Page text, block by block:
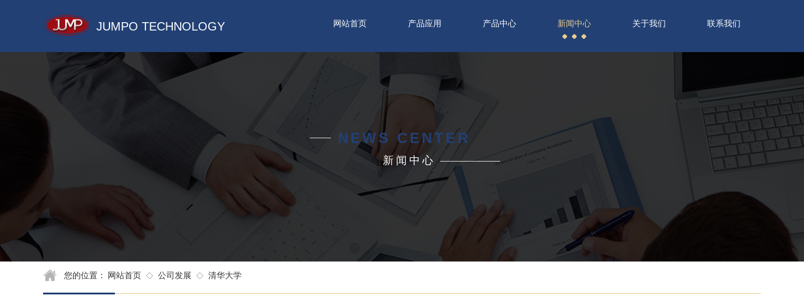
网站首页 产品应用 产品中心 新闻中心 关于我们 联系我们
JUMPO TECHNOLOGY
NEWS CENTER
新闻中心
您的位置： 网站首页 ◇ 公司发展 ◇ 清华大学